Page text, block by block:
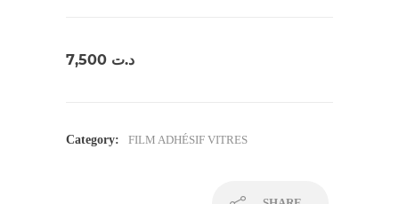
د.ت
Category: FILM ADHÉSIF VITRES